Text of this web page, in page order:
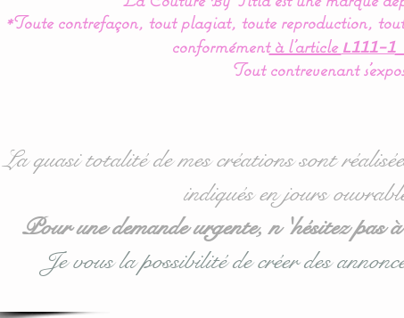
*Toute contrefaçon, tout plagiat, toute reproduction,
conformémentà l’article L111-1
Tout contrevenant
La quasi totalité de mes créations sont
indiqués en jours
Pour une demande urgente, n 'hésitez pas
Je vous la possibilité de créer des